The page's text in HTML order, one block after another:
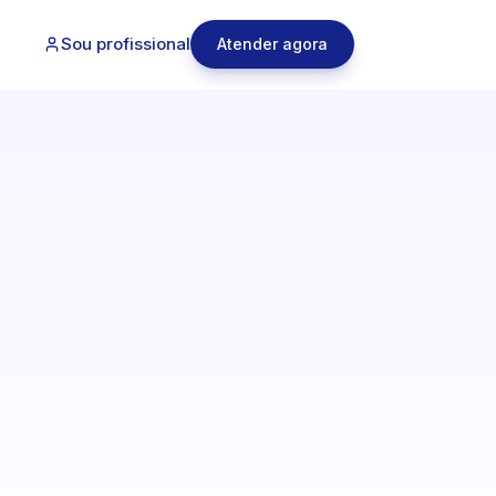
Sou profissional Atender agora